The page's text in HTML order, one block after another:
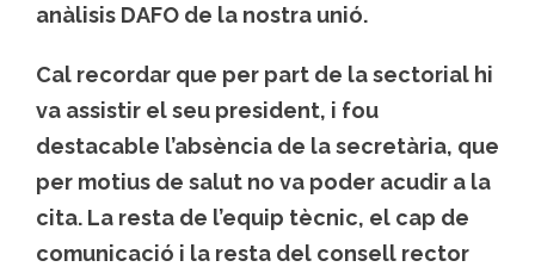
anàlisis DAFO de la nostra unió.
Cal recordar que per part de la sectorial hi
va assistir el seu president, i fou
destacable l’absència de la secretària, que
per motius de salut no va poder acudir a la
cita. La resta de l’equip tècnic, el cap de
comunicació i la resta del consell rector